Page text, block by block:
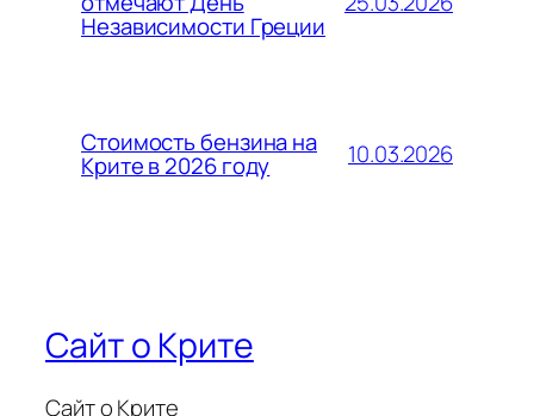
Независимости Греции
Стоимость бензина на
Крите в 2026 году 10.03.2026
Сайт о Крите
Сайт о Крите